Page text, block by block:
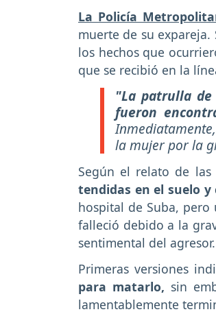
La Policía
muerte de su expareja.
los hechos que
que se recibió en la
"La patrulla
fueron
la mujer por la
Según el relato de las
tendidas en el suelo
hospital de Suba,
falleció debido a la
sentimental del agresor.
Primeras versiones
para matarlo, sin
lamentablemente